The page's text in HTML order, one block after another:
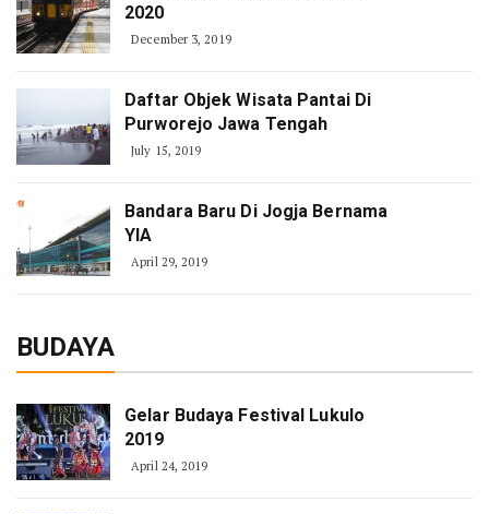
2020
December 3, 2019
Daftar Objek Wisata Pantai Di
Purworejo Jawa Tengah
July 15, 2019
Bandara Baru Di Jogja Bernama
YIA
April 29, 2019
BUDAYA
Gelar Budaya Festival Lukulo
2019
April 24, 2019